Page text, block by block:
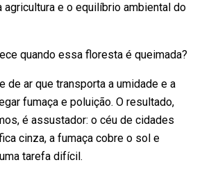
agricultura e o equilíbrio ambiental do
quando essa floresta é queimada?
de ar que transporta a umidade e a
fumaça e poluição. O resultado,
é assustador: o céu de cidades
cinza, a fumaça cobre o sol e
tarefa difícil.